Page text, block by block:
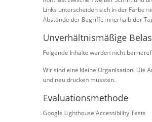
Links unterscheiden sich in der Farbe
Abstände der Begriffe innerhalb der
Unverhältnismäßige
Folgende Inhalte werden nicht
Wir sind eine kleine Organisation. Die
und neu drucken müssten.
Evaluationsmethode
Google Lighthouse Accessibility Tests